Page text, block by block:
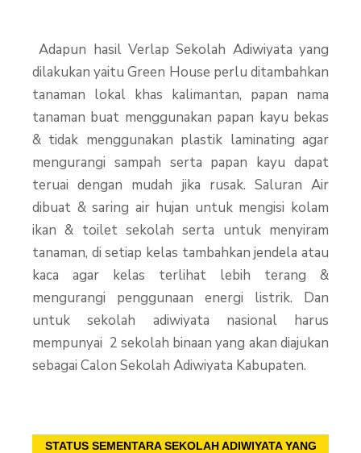
Adapun hasil Verlap Sekolah Adiwiyata yang
dilakukan yaitu Green House perlu ditambahkan
tanaman lokal khas kalimantan, papan nama
tanaman buat menggunakan papan kayu bekas
& tidak menggunakan plastik laminating agar
mengurangi sampah serta papan kayu dapat
teruai dengan mudah jika rusak. Saluran Air
dibuat & saring air hujan untuk mengisi kolam
ikan & toilet sekolah serta untuk menyiram
tanaman, di setiap kelas tambahkan jendela atau
kaca agar kelas terlihat lebih terang &
mengurangi penggunaan energi listrik. Dan
untuk sekolah adiwiyata nasional harus
mempunyai 2 sekolah binaan yang akan diajukan
sebagai Calon Sekolah Adiwiyata Kabupaten.
STATUS SEMENTARA SEKOLAH ADIWIYATA YANG